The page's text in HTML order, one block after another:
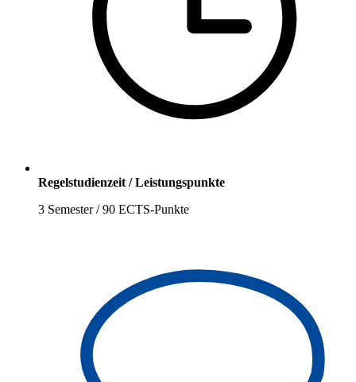
Regelstudienzeit / Leistungspunkte
3 Semester / 90 ECTS-Punkte